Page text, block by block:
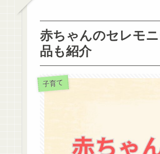
赤ちゃんのセレモ
品も紹介
子育て